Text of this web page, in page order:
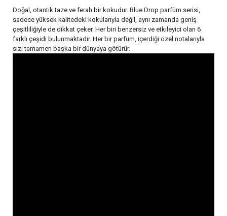
Doğal, otantik taze ve ferah bir kokudur. Blue Drop parfüm serisi,
sadece yüksek kalitedeki kokularıyla değil, aynı zamanda geniş
çeşitliliğiyle de dikkat çeker. Her biri benzersiz ve etkileyici olan 6
farklı çeşidi bulunmaktadır. Her bir parfüm, içerdiği özel notalarıyla
sizi tamamen başka bir dünyaya götürür.